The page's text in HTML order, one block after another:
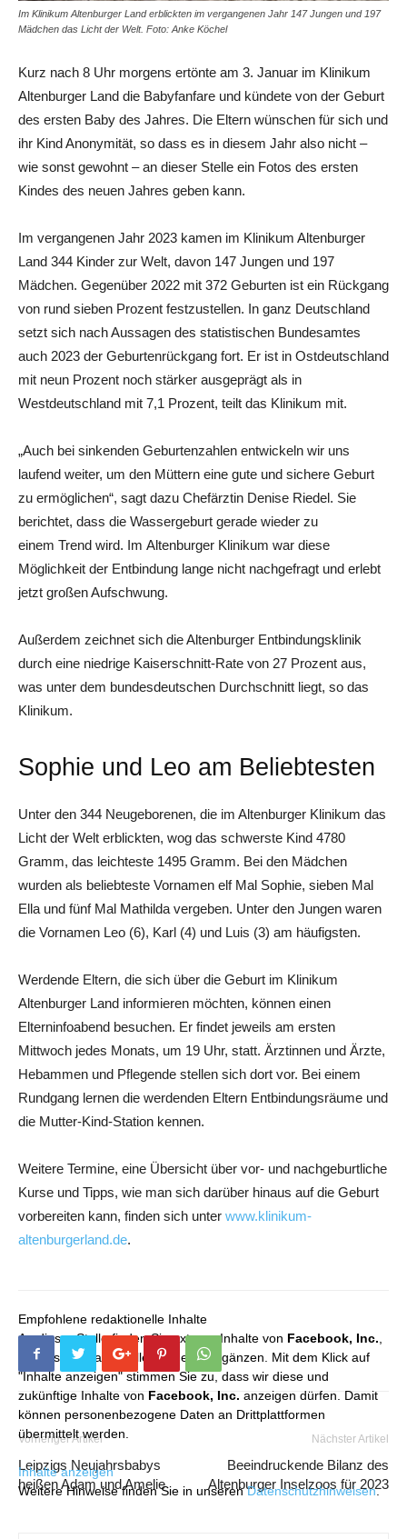
Im Klinikum Altenburger Land erblickten im vergangenen Jahr 147 Jungen und 197
Mädchen das Licht der Welt. Foto: Anke Köchel
Kurz nach 8 Uhr morgens ertönte am 3. Januar im Klinikum
Altenburger Land die Babyfanfare und kündete von der Geburt
des ersten Baby des Jahres. Die Eltern wünschen für sich und
ihr Kind Anonymität, so dass es in diesem Jahr also nicht –
wie sonst gewohnt – an dieser Stelle ein Fotos des ersten
Kindes des neuen Jahres geben kann.
Im vergangenen Jahr 2023 kamen im Klinikum Altenburger
Land 344 Kinder zur Welt, davon 147 Jungen und 197
Mädchen. Gegenüber 2022 mit 372 Geburten ist ein Rückgang
von rund sieben Prozent festzustellen. In ganz Deutschland
setzt sich nach Aussagen des statistischen Bundesamtes
auch 2023 der Geburtenrückgang fort. Er ist in Ostdeutschland
mit neun Prozent noch stärker ausgeprägt als in
Westdeutschland mit 7,1 Prozent, teilt das Klinikum mit.
„Auch bei sinkenden Geburtenzahlen entwickeln wir uns
laufend weiter, um den Müttern eine gute und sichere Geburt
zu ermöglichen“, sagt dazu Chefärztin Denise Riedel. Sie
berichtet, dass die Wassergeburt gerade wieder zu
einem Trend wird. Im Altenburger Klinikum war diese
Möglichkeit der Entbindung lange nicht nachgefragt und erlebt
jetzt großen Aufschwung.
Außerdem zeichnet sich die Altenburger Entbindungsklinik
durch eine niedrige Kaiserschnitt-Rate von 27 Prozent aus,
was unter dem bundesdeutschen Durchschnitt liegt, so das
Klinikum.
Sophie und Leo am Beliebtesten
Unter den 344 Neugeborenen, die im Altenburger Klinikum das
Licht der Welt erblickten, wog das schwerste Kind 4780
Gramm, das leichteste 1495 Gramm. Bei den Mädchen
wurden als beliebteste Vornamen elf Mal Sophie, sieben Mal
Ella und fünf Mal Mathilda vergeben. Unter den Jungen waren
die Vornamen Leo (6), Karl (4) und Luis (3) am häufigsten.
Werdende Eltern, die sich über die Geburt im Klinikum
Altenburger Land informieren möchten, können einen
Elterninfoabend besuchen. Er findet jeweils am ersten
Mittwoch jedes Monats, um 19 Uhr, statt. Ärztinnen und Ärzte,
Hebammen und Pflegende stellen sich dort vor. Bei einem
Rundgang lernen die werdenden Eltern Entbindungsräume und
die Mutter-Kind-Station kennen.
Weitere Termine, eine Übersicht über vor- und nachgeburtliche
Kurse und Tipps, wie man sich darüber hinaus auf die Geburt
vorbereiten kann, finden sich unter www.klinikum-
altenburgerland.de.
Empfohlene redaktionelle Inhalte
An dieser Stelle finden Sie externe Inhalte von Facebook, Inc.,
die unser redaktionelles Angebot ergänzen. Mit dem Klick auf
"Inhalte anzeigen" stimmen Sie zu, dass wir diese und
zukünftige Inhalte von Facebook, Inc. anzeigen dürfen. Damit
können personenbezogene Daten an Drittplattformen
übermittelt werden.
Inhalte anzeigen
Weitere Hinweise finden Sie in unserenDatenschutzhinweisen.
Vorheriger Artikel
Leipzigs Neujahrsbabys
heißen Adam und Amelie
Nächster Artikel
Beeindruckende Bilanz des
Altenburger Inselzoos für 2023